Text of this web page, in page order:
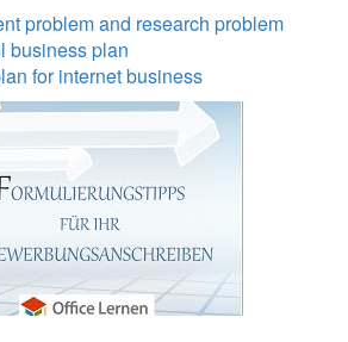
problem and research problem
business plan
for internet business